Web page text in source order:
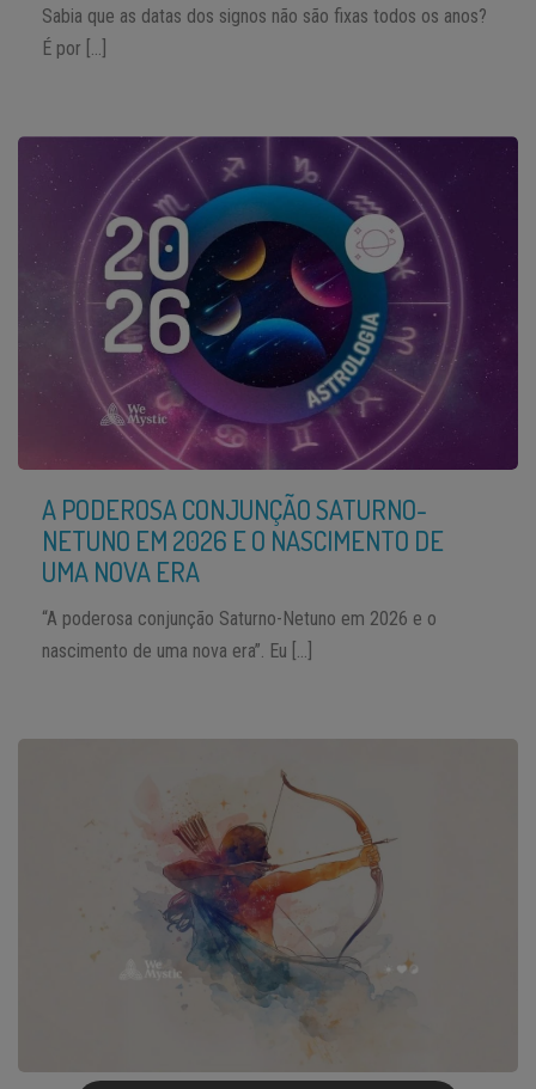
Sabia que as datas dos signos não são fixas todos os anos?
É por […]
A PODEROSA CONJUNÇÃO SATURNO-
NETUNO EM 2026 E O NASCIMENTO DE
UMA NOVA ERA
“A poderosa conjunção Saturno-Netuno em 2026 e o
nascimento de uma nova era”. Eu […]